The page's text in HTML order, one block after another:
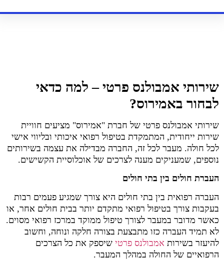
שירותי אמבולנס פרטי – למה כדאי
לבחור באמירוס?
שירותי אמבולנס פרטי של חברת "אמירוס" מציעים חוויית
שירות ייחודית, המתמקדת בטיפול רפואי איכותי ובליווי אישי
לכל חולה. מעבר לכל זה, החברה מבדילה את עצמה בשירותים
נוספים, שמעניקים מענה לצרכים של אוכלוסיית הקשישים.
העברת חולים בין בתי חולים
העברה רפואית בין בתי חולים היא צורך שמגיע פעמים רבות
בעקבות צורך בטיפול רפואי מתקדם יותר בבית חולים אחר, או
כאשר מדובר במעבר לצורך טיפול ממוקד במרכז רפואי מסוים.
לא תמיד העברה כזו מתבצעת בצורה חלקה ונוחה, וחשוב
להיעזר בשירות אמבולנס פרטי שיספק את כל הצרכים
הרפואיים של החולה במהלך המעבר.